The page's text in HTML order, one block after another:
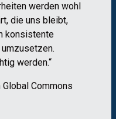
werden wohl
die uns bleibt,
konsistente
werden.“
Commons